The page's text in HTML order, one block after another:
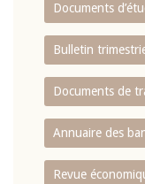
Documents
Bulletin
Documents de
Annuaire des
Revue